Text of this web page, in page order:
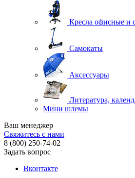
Кресла офисные и
Самокаты
Аксессуары
Литература,
Мини шлемы
Ваш менеджер
Свяжитесь с нами
8 (800) 250-74-02
Задать вопрос
Вконтакте